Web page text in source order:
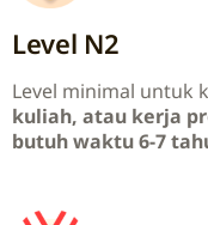
Level N2
Level minimal untuk
kuliah, atau kerja
butuh waktu 6-7